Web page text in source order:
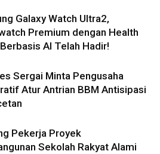
Galaxy Watch Ultra2,
Premium dengan Health
AI Telah Hadir!
Sergai Minta Pengusaha
Atur Antrian BBM Antisipasi
Pekerja Proyek
Sekolah Rakyat Alami